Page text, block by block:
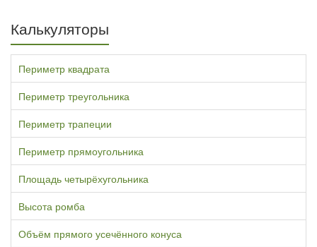
Калькуляторы
Периметр квадрата
Периметр треугольника
Периметр трапеции
Периметр прямоугольника
Площадь четырёхугольника
Высота ромба
Объём прямого усечённого конуса